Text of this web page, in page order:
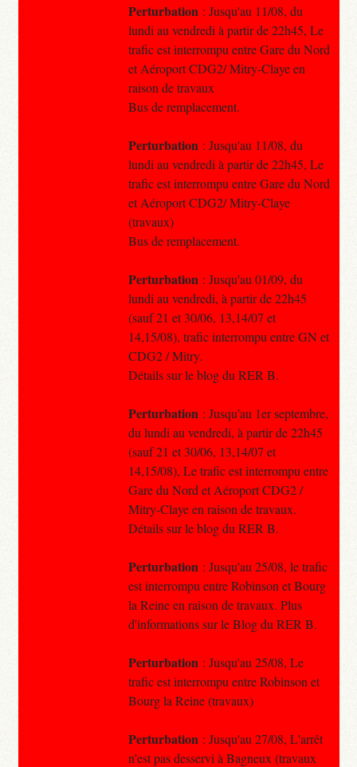
Perturbation : Jusqu'au 11/08, du
lundi au vendredi à partir de 22h45, Le
trafic est interrompu entre Gare du Nord
et Aéroport CDG2/ Mitry-Claye en
raison de travaux
Bus de remplacement.
Perturbation : Jusqu'au 11/08, du
lundi au vendredi à partir de 22h45, Le
trafic est interrompu entre Gare du Nord
et Aéroport CDG2/ Mitry-Claye
(travaux)
Bus de remplacement.
Perturbation : Jusqu'au 01/09, du
lundi au vendredi, à partir de 22h45
(sauf 21 et 30/06, 13,14/07 et
14,15/08), trafic interrompu entre GN et
CDG2 / Mitry.
Détails sur le blog du RER B.
Perturbation : Jusqu'au 1er septembre,
du lundi au vendredi, à partir de 22h45
(sauf 21 et 30/06, 13,14/07 et
14,15/08), Le trafic est interrompu entre
Gare du Nord et Aéroport CDG2 /
Mitry-Claye en raison de travaux.
Détails sur le blog du RER B.
Perturbation : Jusqu'au 25/08, le trafic
est interrompu entre Robinson et Bourg
la Reine en raison de travaux. Plus
d'informations sur le Blog du RER B.
Perturbation : Jusqu'au 25/08, Le
trafic est interrompu entre Robinson et
Bourg la Reine (travaux)
Perturbation : Jusqu'au 27/08, L'arrêt
n'est pas desservi à Bagneux (travaux